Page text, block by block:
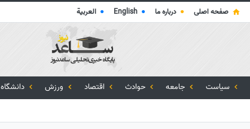
صفحه اصلی ● درباره ما ●
English
● العربية
سیاست جامعه حوادث اقتصاد ورزش دانشگاه